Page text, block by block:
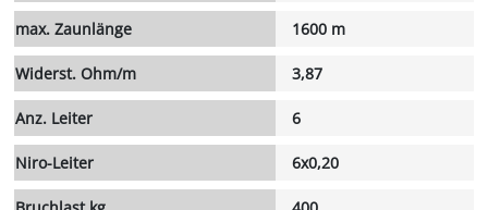
max. Zaunlänge 1600 m
Widerst. Ohm/m 3,87
Anz. Leiter 6
Niro-Leiter 6x0,20